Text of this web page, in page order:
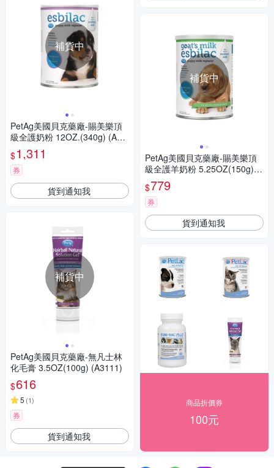
補貨中
PetAg美國貝克藥廠-賜美樂頂
級全護奶粉 12OZ.(340g) (A11
01)
$1,311
券
貨到通知我
補貨中
PetAg美國貝克藥廠-無凡士林
化毛膏 3.5OZ(100g) (A3111)
$616
5 (1)
券
貨到通知我
補貨中
PetAg美國貝克藥廠-賜美樂頂
級全護羊奶粉 5.25OZ(150g)
(A1201)
$779
券
貨到通知我
商品折價券
100元